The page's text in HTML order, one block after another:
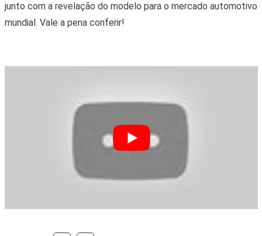
junto com a revelação do modelo para o mercado automotivo
mundial. Vale a pena conferir!